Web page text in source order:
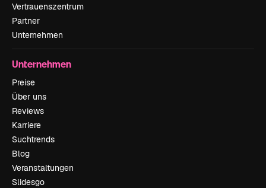
Vertrauenszentrum
Partner
Unternehmen
Unternehmen
Preise
Über uns
Reviews
Karriere
Suchtrends
Blog
Veranstaltungen
Slidesgo